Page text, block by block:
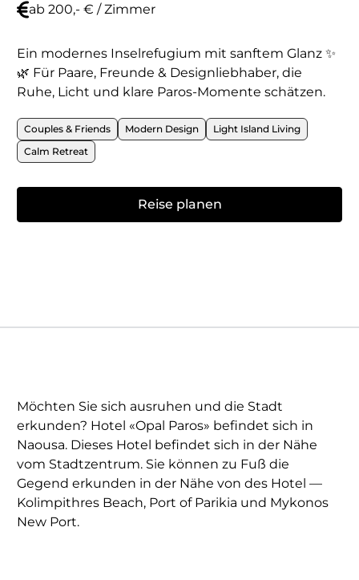
ab 200,- € / Zimmer
Ein modernes Inselrefugium mit sanftem Glanz ✨
🌿 Für Paare, Freunde & Designliebhaber, die
Ruhe, Licht und klare Paros-Momente schätzen.
Couples & Friends Modern Design
Light Island Living
Calm Retreat
Reise planen
Möchten Sie sich ausruhen und die Stadt
erkunden? Hotel «Opal Paros» befindet sich in
Naousa. Dieses Hotel befindet sich in der Nähe
vom Stadtzentrum. Sie können zu Fuß die
Gegend erkunden in der Nähe von des Hotel —
Kolimpithres Beach, Port of Parikia und Mykonos
New Port.